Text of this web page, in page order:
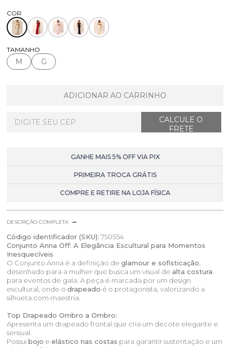
TAMANHO
M G
ADICIONAR AO CARRINHO
GANHE MAIS 5% OFF VIA PIX
PRIMEIRA TROCA GRÁTIS
COMPRE E RETIRE NA LOJA FÍSICA
DESCRIÇÃO COMPLETA
Código identificador (SKU): 750554
Conjunto Anna Off: A Elegância Escultural para Momentos
Inesquecíveis
O Conjunto Anna é a definição deglamour e sofisticação,
desenhado para a mulher que busca um visual de alta costura
para eventos de gala. A peça é marcada por um design
escultural, onde odrapeado é o protagonista, valorizando a
silhueta com maestria.
Top Drapeado Ombro a Ombro:
Apresenta um drapeado frontal que cria um decote elegante e
sensual.
Possuibojo eelástico nas costas para garantir sustentação e um